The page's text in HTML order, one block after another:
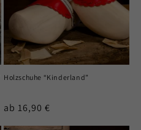
Holzschuhe “Kinderland”
Normaler
ab 16,90 €